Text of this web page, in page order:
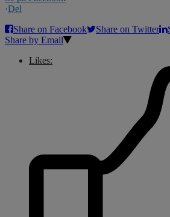
·Del
Share on Facebook
Share on Twitter
Share by Email
Likes: